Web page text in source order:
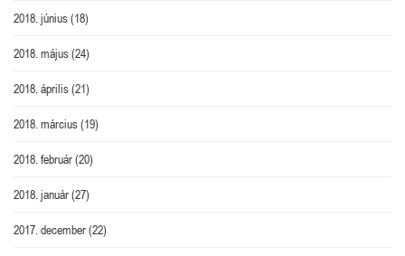
2018. június(18)
2018. május(24)
2018. április(21)
2018. március(19)
2018. február(20)
2018. január(27)
2017. december(22)